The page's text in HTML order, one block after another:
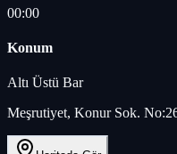
00:00
Konum
Altı Üstü Bar
Meşrutiyet, Konur Sok.